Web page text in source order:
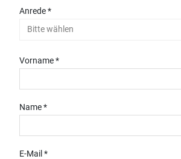
Anrede *
Bitte wählen
Vorname *
Name *
E-Mail *